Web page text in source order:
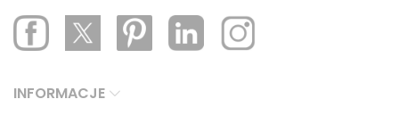
INFORMACJE